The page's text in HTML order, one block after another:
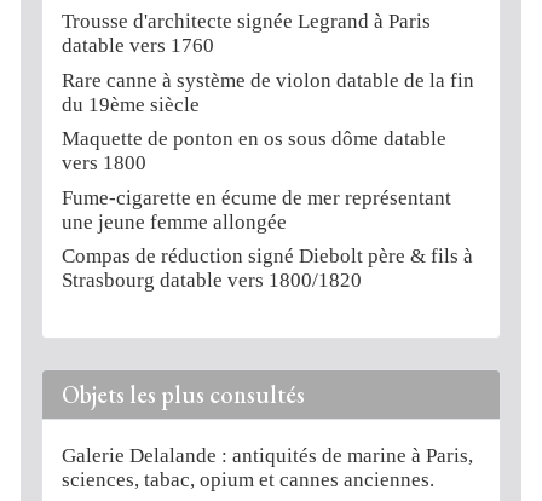
Trousse d'architecte signée Legrand à Paris
datable vers 1760
Rare canne à système de violon datable de la fin
du 19ème siècle
Maquette de ponton en os sous dôme datable
vers 1800
Fume-cigarette en écume de mer représentant
une jeune femme allongée
Compas de réduction signé Diebolt père & fils à
Strasbourg datable vers 1800/1820
Objets les plus consultés
Galerie Delalande : antiquités de marine à Paris,
sciences, tabac, opium et cannes anciennes.